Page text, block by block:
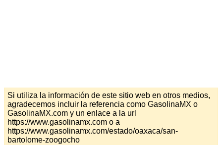
Si utiliza la información de este sitio web en otros medios,
agradecemos incluir la referencia como GasolinaMX o
GasolinaMX.com y un enlace a la url
https://www.gasolinamx.com o a
https://www.gasolinamx.com/estado/oaxaca/san-
bartolome-zoogocho